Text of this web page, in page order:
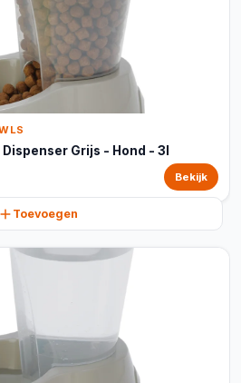
Grijs - Hond - 3l
Bekijk
Toevoegen